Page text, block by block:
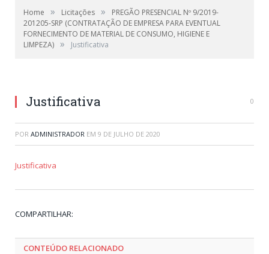
Home » Licitações »
PREGÃO PRESENCIAL Nº 9/2019-
201205-SRP (CONTRATAÇÃO DE EMPRESA PARA EVENTUAL
FORNECIMENTO DE MATERIAL DE CONSUMO, HIGIENE E
LIMPEZA) » Justificativa
Justificativa 0
POR ADMINISTRADOR EM 9 DE JULHO DE 2020
Justificativa
COMPARTILHAR:
CONTEÚDO RELACIONADO